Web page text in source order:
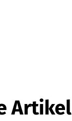
Artikel